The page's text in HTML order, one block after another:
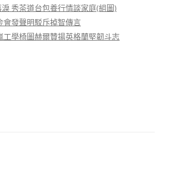
秀茶道台包養行情談家庭(組圖)
會發聲明駁斥掉智傳言
工學椅圖赫爾贊揚英格蘭堅韌斗志